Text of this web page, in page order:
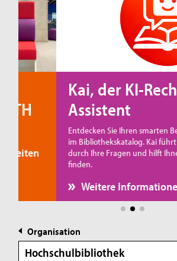
Kai, der KI-
Assistent
Entdecken Sie Ihren smarten Begleiter
im Bibliothekskatalog. Kai führt Sie in
durch Ihre Fragen und hilft Ihnen,
Weitere Informationen
Organisation
Hochschulbibliothek